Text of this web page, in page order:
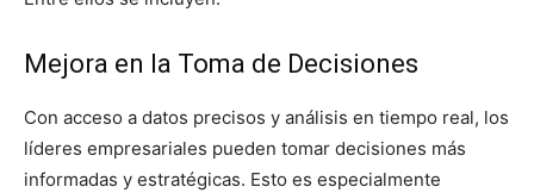
Mejora en la Toma de Decisiones
Con acceso a datos precisos y análisis en tiempo real, los
líderes empresariales pueden tomar decisiones más
informadas y estratégicas. Esto es especialmente